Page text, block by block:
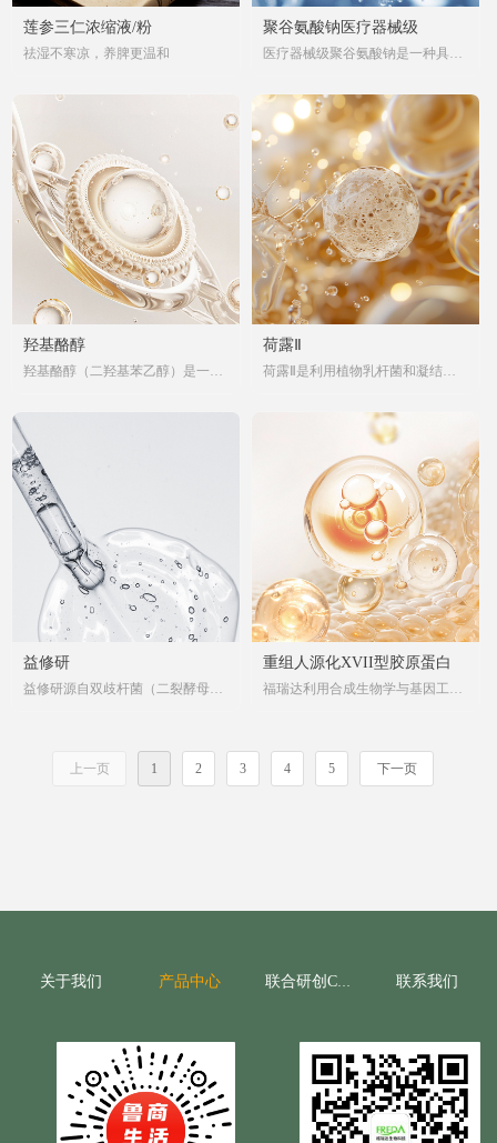
莲参三仁浓缩液/粉
祛湿不寒凉，养脾更温和
聚谷氨酸钠医疗器械级
医疗器械级聚谷氨酸钠是一种具有
料，特别适合用于医疗器械领域。
羟基酪醇
羟基酪醇（二羟基苯乙醇）是一种
领域的全能护肤成分。它能高效对
抗氧化、延缓衰老、提亮肤色，是
配方中备受青睐的皮肤调理剂。
荷露Ⅱ
荷露Ⅱ是利用植物乳杆菌和凝结芽
发酵后获取的活性滤液。富含多酚
类、酚酸类及黄酮类等多种活性成
分，具有抗氧化、抵御紫外线损伤
等功效，能有效提亮肤色、修护肌
底、延缓皮肤老化，并帮助改善皱
纹，是一种具有综合护肤功效的天
然活性复合物。
益修研
益修研源自双歧杆菌（二裂酵母）
肤等多重护肤功效。
重组人源化XVII型胶原蛋白
福瑞达利用合成生物学与基因工程
与精密纯化工艺，制得高活性、高
纯度的重组胶原蛋白。其结构与功
上一页 1 2 3 4 5 下一页
关于我们 产品中心 联合研创CRO 联系我们